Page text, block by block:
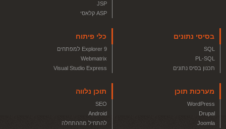
JSP
ASP קלאסי
בסיסי נתונים
SQL
PL-SQL
תכנון בסיס נתונים
כלי פיתוח
Explorer 9 למפתחים
Webmatrix
Visual Studio Express
מערכות תוכן
WordPress
Drupal
Joomla
תוכן נלווה
SEO
Android
להתחיל מההתחלה